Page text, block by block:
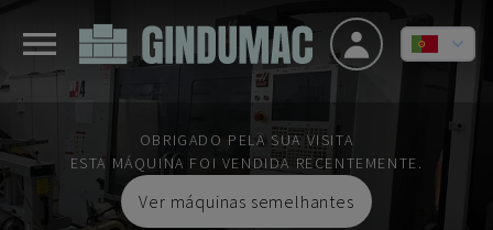
OBRIGADO PELA SUA VISITA
ESTA MÁQUINA FOI VENDIDA RECENTEMENTE.
Ver máquinas semelhantes